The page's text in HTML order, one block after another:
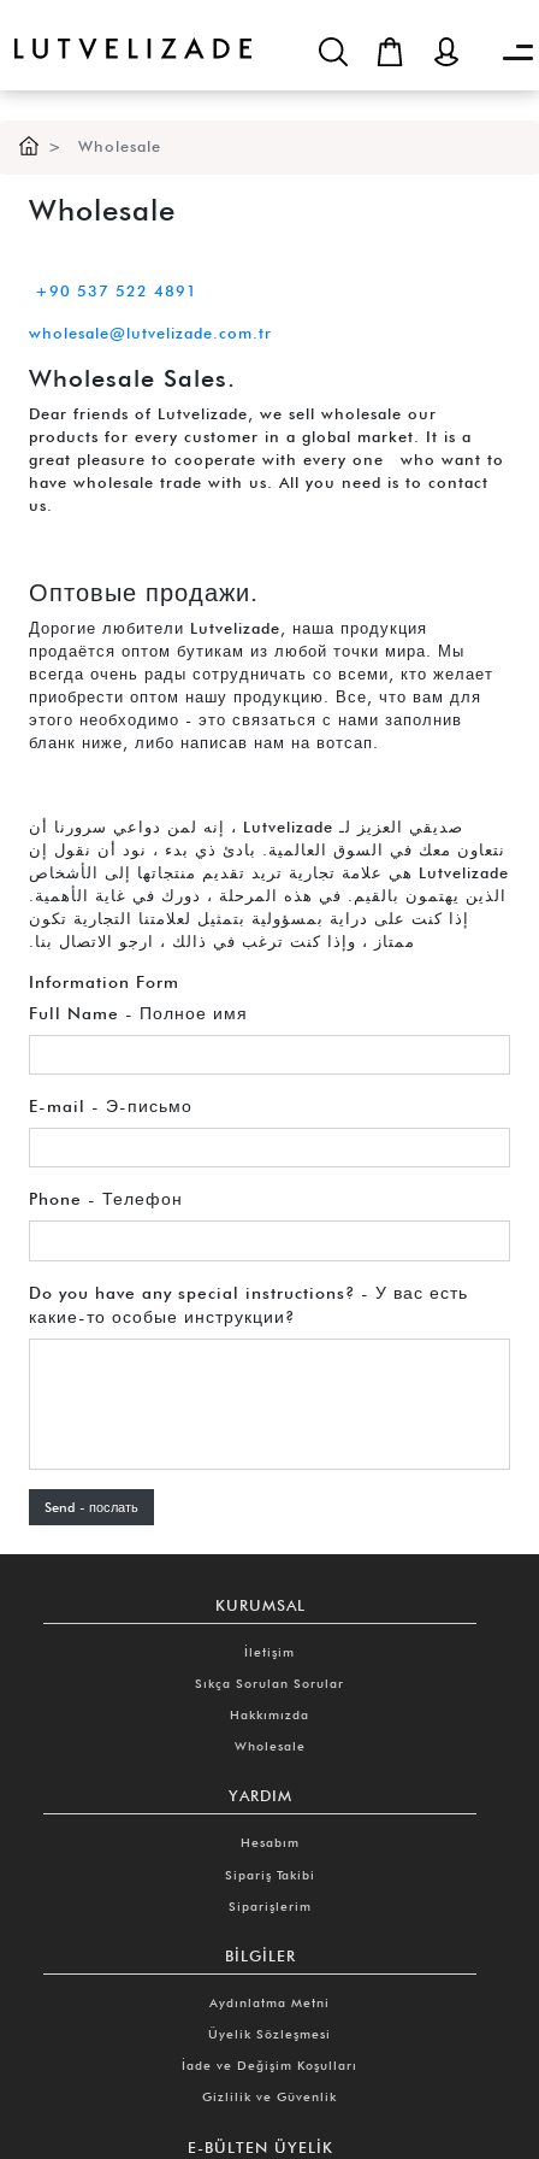
Wholesale
Wholesale
+90 537 522 4891
wholesale@lutvelizade.com.tr
Wholesale Sales.
Dear friends of Lutvelizade, we sell wholesale our
products for every customer in a global market. It is a
great pleasure to cooperate with every one who want to
have wholesale trade with us. All you need is to contact
us.
Оптовые продажи.
Дорогие любители Lutvelizade, наша продукция
продаётся оптом бутикам из любой точки мира. Мы
всегда очень рады сотрудничать со всеми, кто желает
приобрести оптом нашу продукцию. Все, что вам для
этого необходимо - это связаться с нами заполнив
бланк ниже, либо написав нам на вотсап.
صديقي العزيز لـ Lutvelizade ، إنه لمن دواعي سرورنا أن
نتعاون معك في السوق العالمية. بادئ ذي بدء ، نود أن نقول إن
Lutvelizade هي علامة تجارية تريد تقديم منتجاتها إلى الأشخاص
الذين يهتمون بالقيم. في هذه المرحلة ، دورك في غاية الأهمية.
إذا كنت على دراية بمسؤولية بتمثيل لعلامتنا التجارية تكون
ممتاز ، وإذا كنت ترغب في ذالك ، ارجو الاتصال بنا.
Information Form
Full Name - Полное имя
E-mail - Э-письмо
Phone - Телефон
Do you have any special instructions? - У вас есть
какие-то особые инструкции?
Send - послать
KURUMSAL
İletişim
Sıkça Sorulan Sorular
Hakkımızda
Wholesale
YARDIM
Hesabım
Sipariş Takibi
Siparişlerim
BILGILER
Aydınlatma Metni
Üyelik Sözleşmesi
İade ve Değişim Koşulları
Gizlilik ve Güvenlik
E-BÜLTEN ÜYELIK